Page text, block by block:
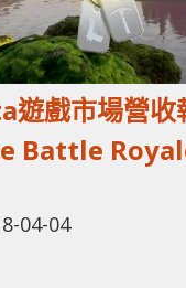
遊戲市場營
Battle
04-04